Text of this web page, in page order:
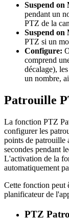
Suspend on
pendant un
PTZ de la
Suspend on
PTZ si un
Configure:
comprend
décalage),
un nombre,
Patrouille
La fonction PTZ
configurer les
points de patrouille
secondes pendant
L'activation de la
automatiquement
Cette fonction peut
planificateur de
PTZ